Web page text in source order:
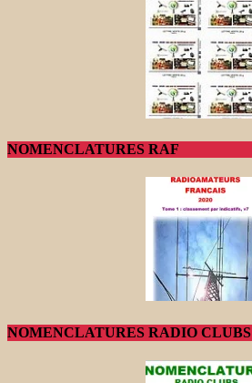
NOMENCLATURES RAF
NOMENCLATURES RADIO CLUBS